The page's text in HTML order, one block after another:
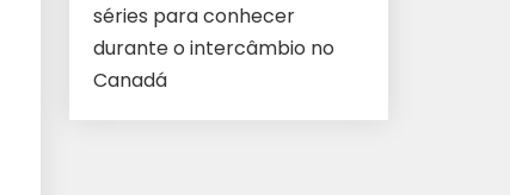
séries para conhecer
durante o intercâmbio no
Canadá